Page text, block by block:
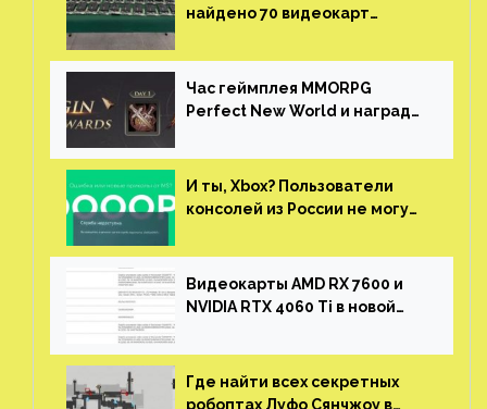
найдено 70 видеокарт
китайской таможни
Час геймплея MMORPG
Perfect New World и награды
И ты, Xbox? Пользователи
консолей из России не могут
Видеокарты AMD RX 7600 и
NVIDIA RTX 4060 Ti в новой
Где найти всех секретных
робоптах Луфо Сянчжоу в